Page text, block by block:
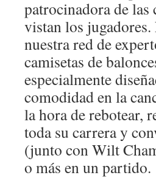
patrocinadora de las
vistan los
nuestra red de
camisetas de
especialmente
comodidad en la
la hora de rebotear,
toda su carrera y
(junto con Wilt
o más en un partido.